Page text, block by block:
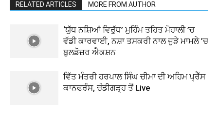
RELATED ARTICLES MORE FROM AUTHOR
‘ਯੁੱਧ ਨਸ਼ਿਆਂ ਵਿਰੁੱਧ’ ਮੁਹਿੰਮ ਤਹਿਤ ਮੋਹਾਲੀ ’ਚ
ਵੱਡੀ ਕਾਰਵਾਈ, ਨਸ਼ਾ ਤਸਕਰੀ ਨਾਲ ਜੁੜੇ ਮਾਮਲੇ ’ਚ
ਬੁਲਡੋਜ਼ਰ ਐਕਸ਼ਨ
ਵਿੱਤ ਮੰਤਰੀ ਹਰਪਾਲ ਸਿੰਘ ਚੀਮਾ ਦੀ ਅਹਿਮ ਪ੍ਰੈੱਸ
ਕਾਨਫਰੰਸ, ਚੰਡੀਗੜ੍ਹ ਤੋਂ Live